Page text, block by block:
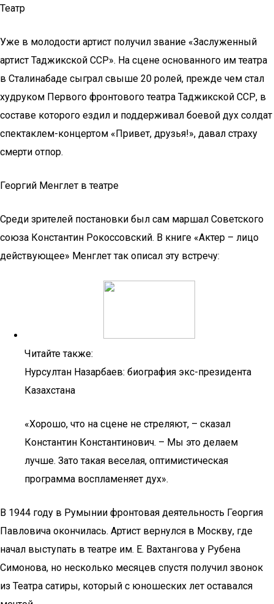
Театр
Уже в молодости артист получил звание «Заслуженный
артист Таджикской ССР». На сцене основанного им театра
в Сталинабаде сыграл свыше 20 ролей, прежде чем стал
худруком Первого фронтового театра Таджикской ССР, в
составе которого ездил и поддерживал боевой дух солдат
спектаклем-концертом «Привет, друзья!», давал страху
смерти отпор.
Георгий Менглет в театре
Среди зрителей постановки был сам маршал Советского
союза Константин Рокоссовский. В книге «Актер – лицо
действующее» Менглет так описал эту встречу:
Читайте также:
Нурсултан Назарбаев: биография экс-президента
Казахстана
«Хорошо, что на сцене не стреляют, – сказал
Константин Константинович. – Мы это делаем
лучше. Зато такая веселая, оптимистическая
программа воспламеняет дух».
В 1944 году в Румынии фронтовая деятельность Георгия
Павловича окончилась. Артист вернулся в Москву, где
начал выступать в театре им. Е. Вахтангова у Рубена
Симонова, но несколько месяцев спустя получил звонок
из Театра сатиры, который с юношеских лет оставался